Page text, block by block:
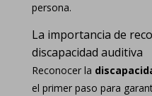
persona.
La importancia de
discapacidad auditiva
Reconocer la
el primer paso para